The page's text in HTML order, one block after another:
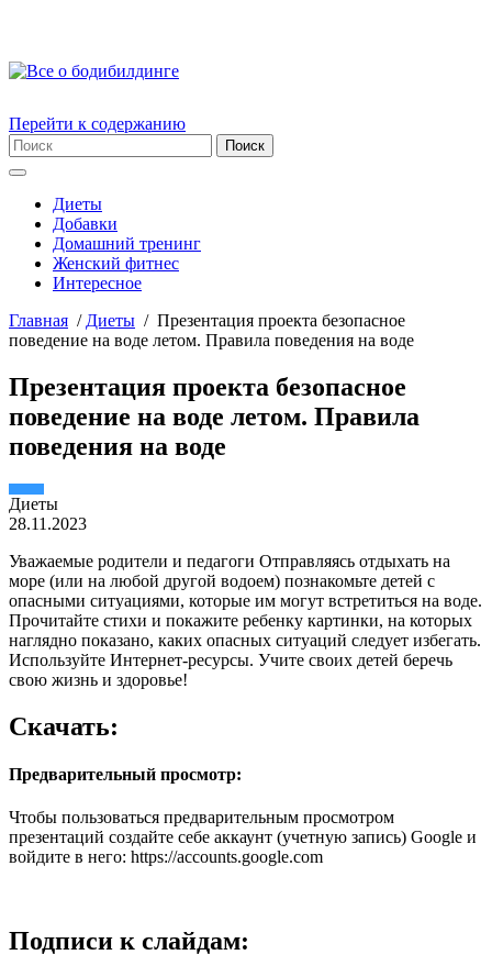
Перейти к содержанию
Диеты
Добавки
Домашний тренинг
Женский фитнес
Интересное
Главная / Диеты / Презентация проекта безопасное
поведение на воде летом. Правила поведения на воде
Презентация проекта безопасное
поведение на воде летом. Правила
поведения на воде
Диеты
28.11.2023
Уважаемые родители и педагоги Отправляясь отдыхать на
море (или на любой другой водоем) познакомьте детей с
опасными ситуациями, которые им могут встретиться на воде.
Прочитайте стихи и покажите ребенку картинки, на которых
наглядно показано, каких опасных ситуаций следует избегать.
Используйте Интернет-ресурсы. Учите своих детей беречь
свою жизнь и здоровье!
Скачать:
Предварительный просмотр:
Чтобы пользоваться предварительным просмотром
презентаций создайте себе аккаунт (учетную запись) Google и
войдите в него: https://accounts.google.com
Подписи к слайдам: